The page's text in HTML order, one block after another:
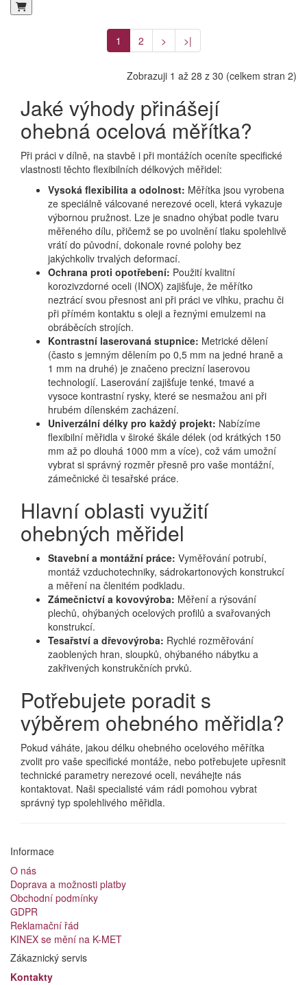
1 2 > >|
Zobrazuji 1 až 28 z 30 (celkem stran 2)
Jaké výhody přinášejí
ohebná ocelová měřítka?
Při práci v dílně, na stavbě i při montážích oceníte specifické
vlastnosti těchto flexibilních délkových měřidel:
Vysoká flexibilita a odolnost: Měřítka jsou vyrobena
ze speciálně válcované nerezové oceli, která vykazuje
výbornou pružnost. Lze je snadno ohýbat podle tvaru
měřeného dílu, přičemž se po uvolnění tlaku spolehlivě
vrátí do původní, dokonale rovné polohy bez
jakýchkoliv trvalých deformací.
Ochrana proti opotřebení: Použití kvalitní
korozivzdorné oceli (INOX) zajišťuje, že měřítko
neztrácí svou přesnost ani při práci ve vlhku, prachu či
při přímém kontaktu s oleji a řeznými emulzemi na
obráběcích strojích.
Kontrastní laserovaná stupnice: Metrické dělení
(často s jemným dělením po 0,5 mm na jedné hraně a
1 mm na druhé) je značeno precizní laserovou
technologií. Laserování zajišťuje tenké, tmavé a
vysoce kontrastní rysky, které se nesmažou ani při
hrubém dílenském zacházení.
Univerzální délky pro každý projekt: Nabízíme
flexibilní měřidla v široké škále délek (od krátkých 150
mm až po dlouhá 1000 mm a více), což vám umožní
vybrat si správný rozměr přesně pro vaše montážní,
zámečnické či tesařské práce.
Hlavní oblasti využití
ohebných měřidel
Stavební a montážní práce: Vyměřování potrubí,
montáž vzduchotechniky, sádrokartonových konstrukcí
a měření na členitém podkladu.
Zámečnictví a kovovýroba: Měření a rýsování
plechů, ohýbaných ocelových profilů a svařovaných
konstrukcí.
Tesařství a dřevovýroba: Rychlé rozměřování
zaoblených hran, sloupků, ohýbaného nábytku a
zakřivených konstrukčních prvků.
Potřebujete poradit s
výběrem ohebného měřidla?
Pokud váháte, jakou délku ohebného ocelového měřítka
zvolit pro vaše specifické montáže, nebo potřebujete upřesnit
technické parametry nerezové oceli, neváhejte nás
kontaktovat. Naši specialisté vám rádi pomohou vybrat
správný typ spolehlivého měřidla.
Informace
O nás
Doprava a možnosti platby
Obchodní podmínky
GDPR
Reklamační řád
KINEX se mění na K-MET
Zákaznický servis
Kontakty